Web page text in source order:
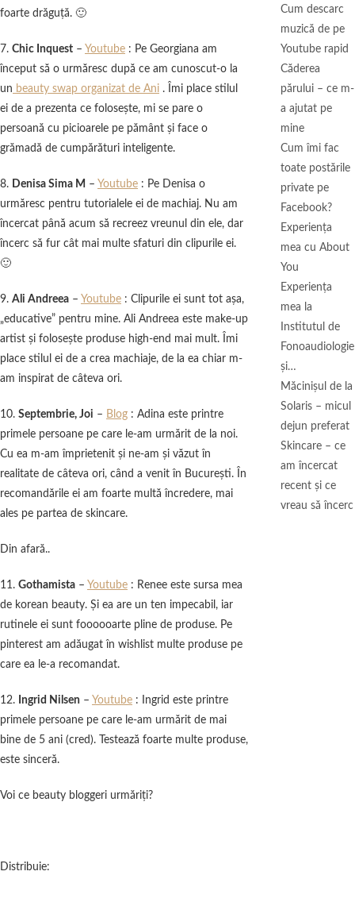
foarte drăguţă. 🙂
7. Chic Inquest – Youtube : Pe Georgiana am
început să o urmăresc după ce am cunoscut-o la
un beauty swap organizat de Ani . Îmi place stilul
ei de a prezenta ce foloseşte, mi se pare o
persoană cu picioarele pe pământ şi face o
grămadă de cumpărături inteligente.
8. Denisa Sima M – Youtube : Pe Denisa o
urmăresc pentru tutorialele ei de machiaj. Nu am
încercat până acum să recreez vreunul din ele, dar
încerc să fur cât mai multe sfaturi din clipurile ei.
🙂
9. Ali Andreea – Youtube : Clipurile ei sunt tot aşa,
„educative” pentru mine. Ali Andreea este make-up
artist şi foloseşte produse high-end mai mult. Îmi
place stilul ei de a crea machiaje, de la ea chiar m-
am inspirat de câteva ori.
10. Septembrie, Joi – Blog : Adina este printre
primele persoane pe care le-am urmărit de la noi.
Cu ea m-am împrietenit şi ne-am şi văzut în
realitate de câteva ori, când a venit în Bucureşti. În
recomandările ei am foarte multă încredere, mai
ales pe partea de skincare.
Din afară..
11. Gothamista – Youtube : Renee este sursa mea
de korean beauty. Şi ea are un ten impecabil, iar
rutinele ei sunt foooooarte pline de produse. Pe
pinterest am adăugat în wishlist multe produse pe
care ea le-a recomandat.
12. Ingrid Nilsen – Youtube : Ingrid este printre
primele persoane pe care le-am urmărit de mai
bine de 5 ani (cred). Testează foarte multe produse,
este sinceră.
Voi ce beauty bloggeri urmăriţi?
Distribuie:
Cum descarc
muzică de pe
Youtube rapid
Căderea
părului – ce m-
a ajutat pe
mine
Cum îmi fac
toate postările
private pe
Facebook?
Experiența
mea cu About
You
Experiența
mea la
Institutul de
Fonoaudiologie
și…
Măcinişul de la
Solaris – micul
dejun preferat
Skincare – ce
am încercat
recent și ce
vreau să încerc